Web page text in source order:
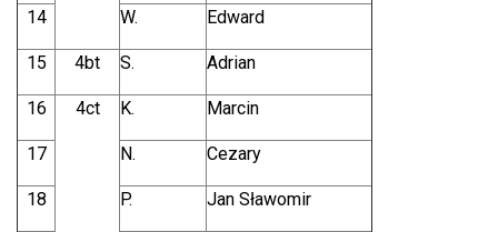
14 W. Edward
15 4bt S. Adrian
16 4ct K. Marcin
17 N. Cezary
18 P. Jan Sławomir